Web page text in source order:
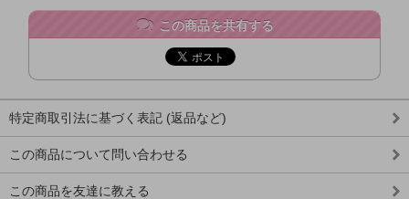
この商品を共有する
特定商取引法に基づく表記 (返品など)
この商品について問い合わせる
この商品を友達に教える